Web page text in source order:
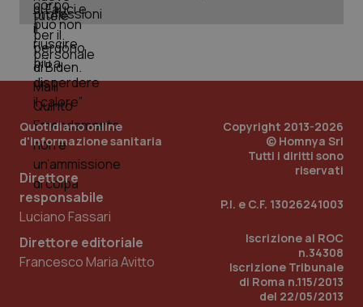
Quotidiano online
d'informazione sanitaria
Direttore
responsabile
Luciano Fassari
Direttore editoriale
Francesco Maria Avitto
Copyright 2013-2026
© Homnya Srl
Tutti i diritti sono
riservati
P.I. e C.F. 13026241003
Iscrizione al ROC
n.34308
Iscrizione Tribunale
di Roma n.115/2013
del 22/05/2013
PHPSESSID